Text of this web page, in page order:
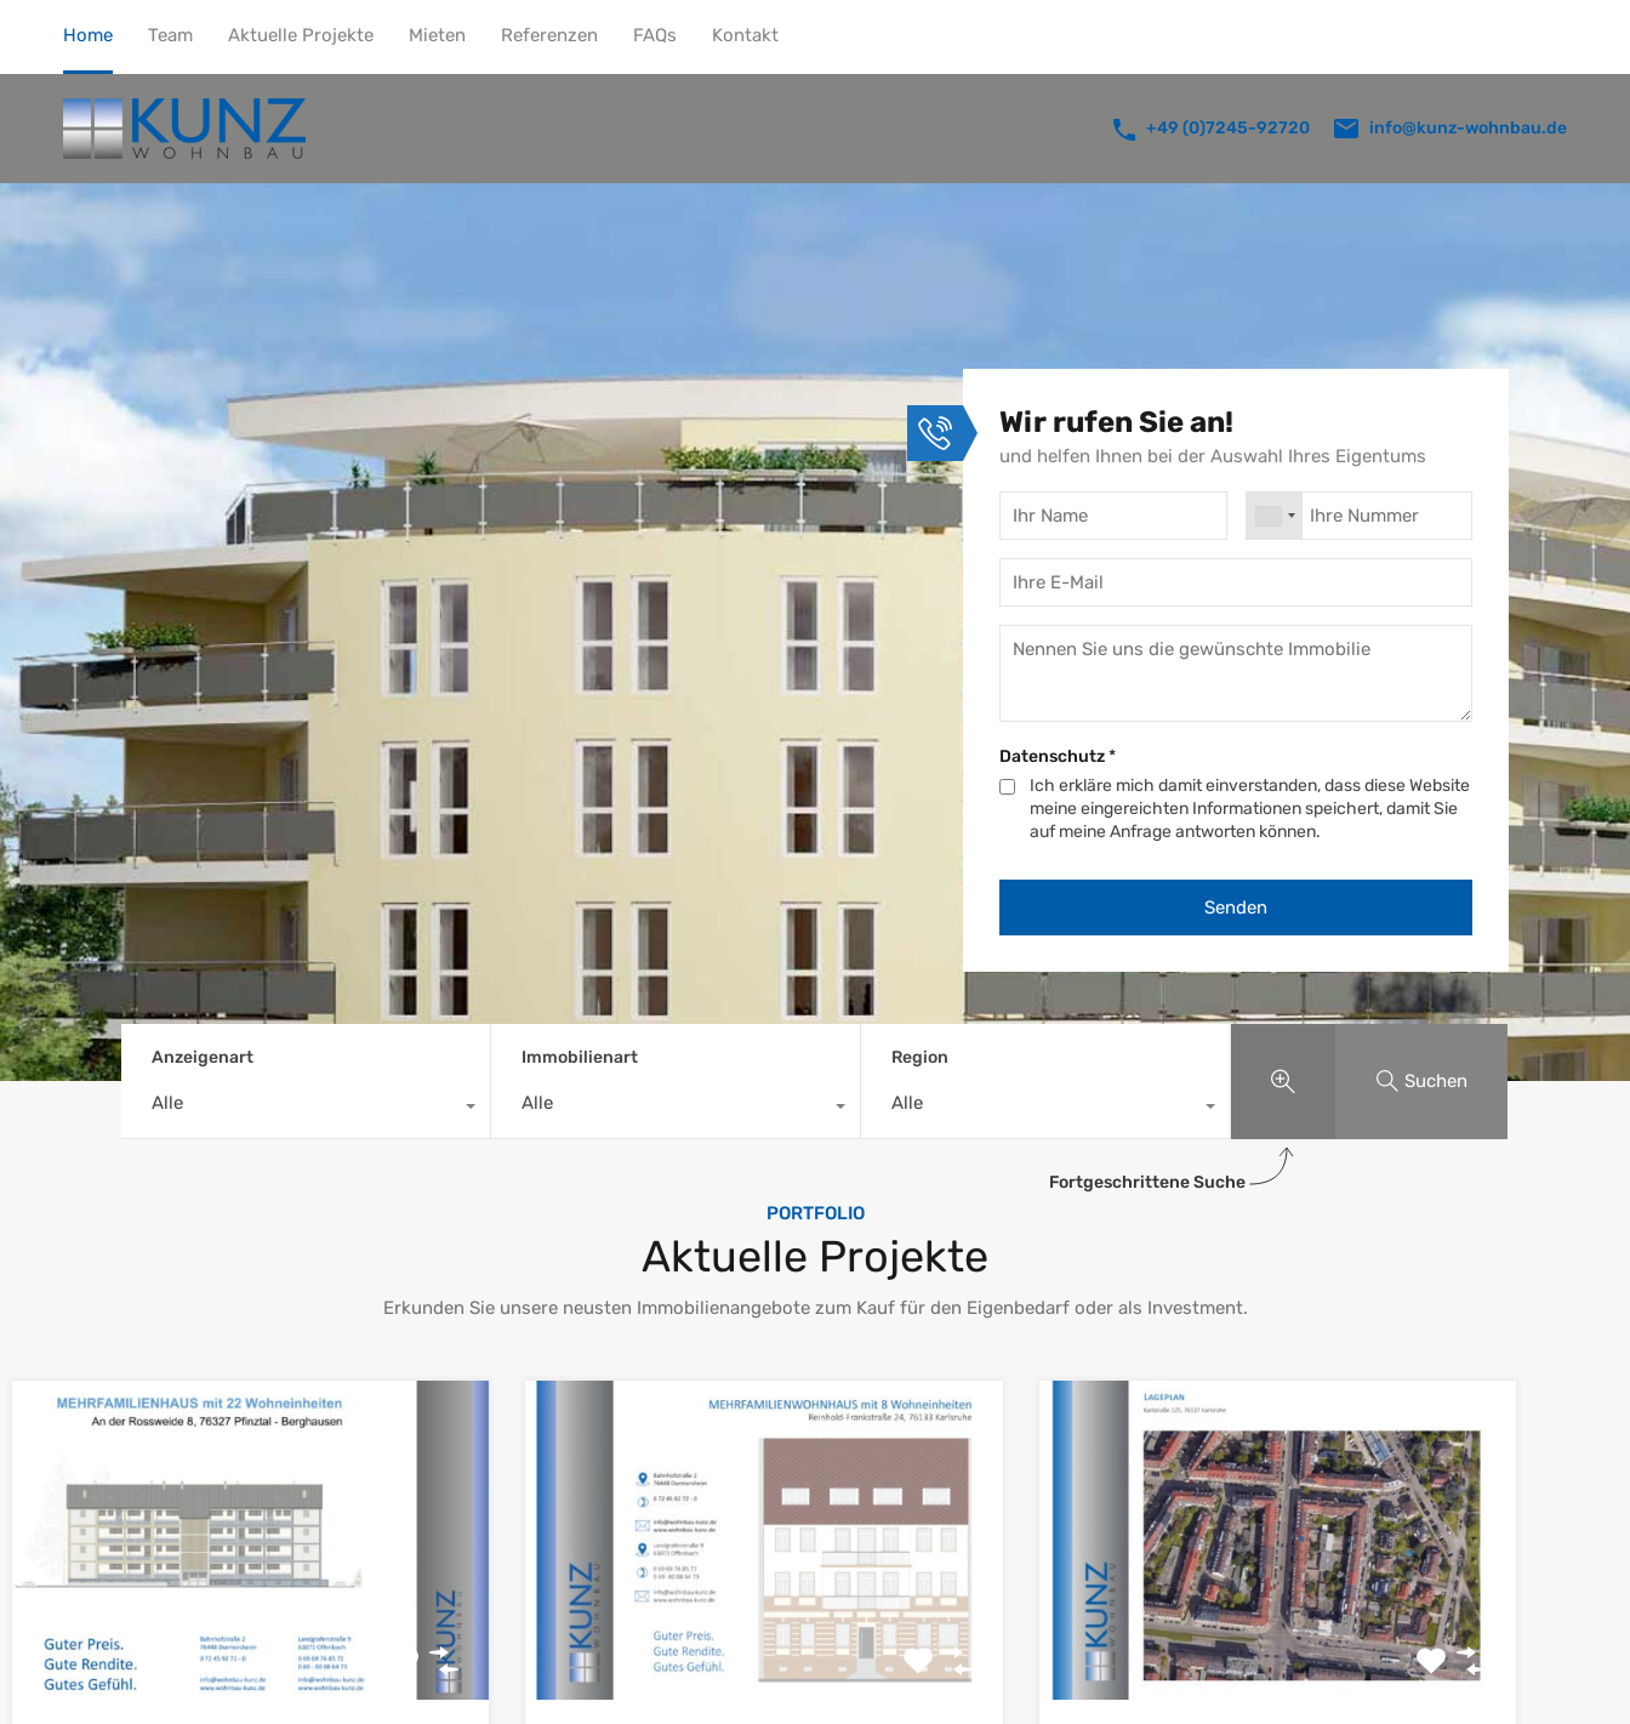
Home Team Aktuelle Projekte Mieten Referenzen FAQs Kontakt
+49 (0)7245-92720 info@kunz-wohnbau.de
Wir rufen Sie an!
und helfen Ihnen bei der Auswahl Ihres Eigentums
Datenschutz*
Ich erkläre mich damit einverstanden, dass diese Website
meine eingereichten Informationen speichert, damit Sie
auf meine Anfrage antworten können.
Anzeigenart
Alle
Immobilienart
Alle
Region
Alle
Fortgeschrittene Suche
Suchen
PORTFOLIO
Aktuelle Projekte
Erkunden Sie unsere neusten Immobilienangebote zum Kauf für den Eigenbedarf oder als Investment.